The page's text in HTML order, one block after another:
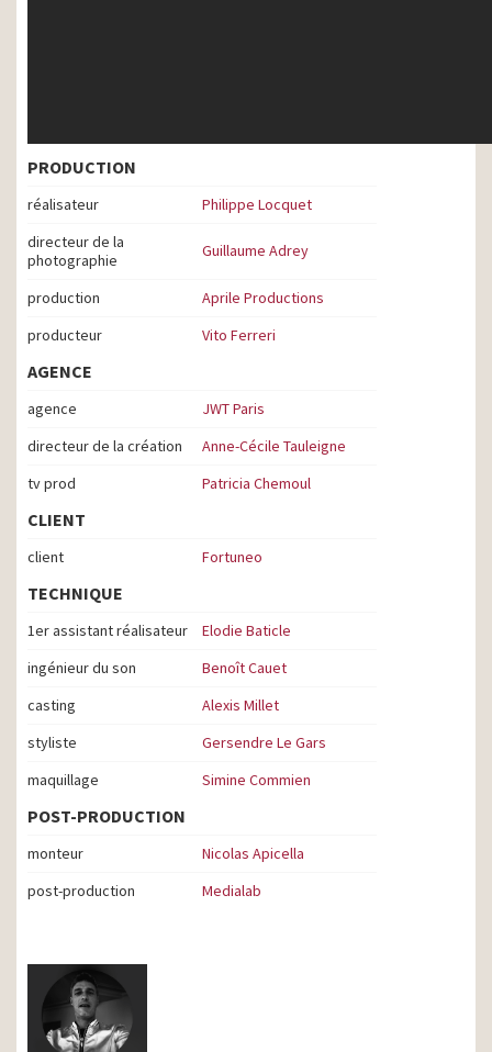
PRODUCTION
réalisateur
Philippe Locquet
directeur de la
photographie
Guillaume Adrey
production
Aprile Productions
producteur
Vito Ferreri
AGENCE
agence
JWT Paris
directeur de la création
Anne-Cécile Tauleigne
tv prod
Patricia Chemoul
CLIENT
client Fortuneo
TECHNIQUE
1er assistant réalisateur
Elodie Baticle
ingénieur du son
Benoît Cauet
casting
Alexis Millet
styliste
Gersendre Le Gars
maquillage
Simine Commien
POST-PRODUCTION
monteur
Nicolas Apicella
post-production
Medialab